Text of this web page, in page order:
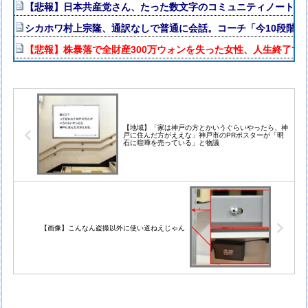
【悲報】日本共産党さん、たった数文字のコミュニティノートで
シカホワ村上宗隆、通訳なしで普通に会話。コーチ「今10段階
【悲報】株暴落で全財産300万ウォンを失った女性、人生終了で
【地域】「家は神戸の方とかいうぐらいやったら、神
戸に住んだ方がええな」神戸市のPRポスターが「明
石に喧嘩を売っている」と物議
【画像】こんなん盗撮以外に使い道ねえじゃん